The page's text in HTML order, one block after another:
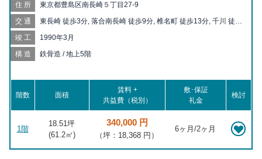
住所 東京都豊島区南長崎５丁目27-9
交通
東長崎 徒歩3分, 落合南長崎 徒歩9分, 椎名町 徒歩13分, 千川 徒歩
向原 徒歩20分, 中井 徒歩20分
竣工 1990年3月
構造 鉄骨造 / 地上5階
階数 面積
賃料 +
共益費（税別）
敷･保証
礼金
検討
1階
18.51坪
(61.2㎡)
340,000 円
（坪：18,368 円）
6ヶ月/2ヶ月